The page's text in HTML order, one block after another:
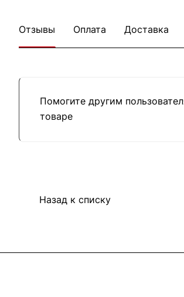
Отзывы Оплата Доставка
Помогите другим
товаре
Назад к списку